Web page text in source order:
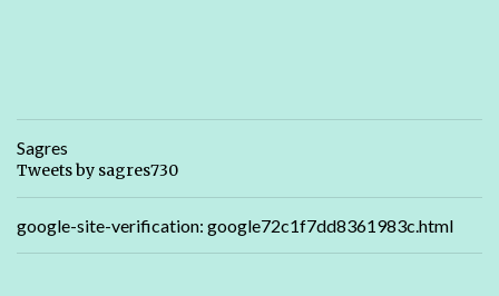
Sagres
Tweets by sagres730
google-site-verification: google72c1f7dd8361983c.html